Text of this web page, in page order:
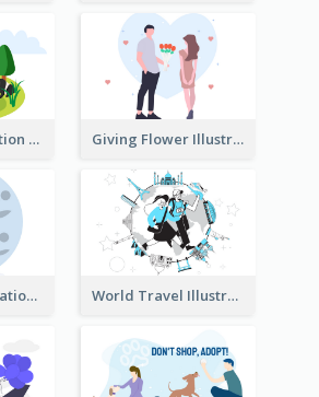
Wildlife Illustration Giving Flower Illustration
Wedding Illustration World Travel Illustration